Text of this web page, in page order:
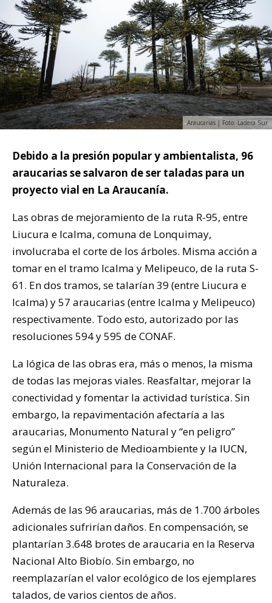
Araucarias | Foto: Ladera Sur
Debido a la presión popular y ambientalista, 96
araucarias se salvaron de ser taladas para un
proyecto vial en La Araucanía.
Las obras de mejoramiento de la ruta R-95, entre
Liucura e Icalma, comuna de Lonquimay,
involucraba el corte de los árboles. Misma acción a
tomar en el tramo Icalma y Melipeuco, de la ruta S-
61. En dos tramos, se talarían 39 (entre Liucura e
Icalma) y 57 araucarias (entre Icalma y Melipeuco)
respectivamente. Todo esto, autorizado por las
resoluciones 594 y 595 de CONAF.
La lógica de las obras era, más o menos, la misma
de todas las mejoras viales. Reasfaltar, mejorar la
conectividad y fomentar la actividad turística. Sin
embargo, la repavimentación afectaría a las
araucarias, Monumento Natural y “en peligro”
según el Ministerio de Medioambiente y la IUCN,
Unión Internacional para la Conservación de la
Naturaleza.
Además de las 96 araucarias, más de 1.700 árboles
adicionales sufrirían daños. En compensación, se
plantarían 3.648 brotes de araucaria en la Reserva
Nacional Alto Biobío. Sin embargo, no
reemplazarían el valor ecológico de los ejemplares
talados, de varios cientos de años.